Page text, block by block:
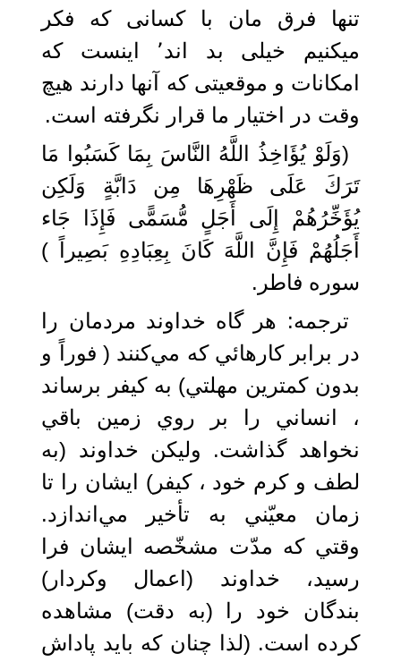
تنها فرق مان با کسانی که فکر
میکنیم خیلی بد اند٬ اینست که
امکانات و موقعیتی که آنها دارند هیچ
وقت در اختیار ما قرار نگرفته است.
(وَلَوْ يُؤَاخِذُ اللَّهُ النَّاسَ بِمَا كَسَبُوا مَا
تَرَكَ عَلَى ظَهْرِهَا مِن دَابَّةٍ وَلَكِن
يُؤَخِّرُهُمْ إِلَى أَجَلٍ مُّسَمًّى فَإِذَا جَاء
أَجَلُهُمْ فَإِنَّ اللَّهَ كَانَ بِعِبَادِهِ بَصِيراً )
سوره فاطر.
ترجمه: ‏هر گاه خداوند مردمان را
در برابر كارهائي كه مي‌كنند ( فوراً و
بدون كمترين مهلتي) به كيفر برساند
، انساني را بر روي زمين باقي
نخواهد گذاشت. وليكن خداوند (به
لطف و كرم خود ، كيفر) ايشان را تا
زمان معيّني به تأخير مي‌اندازد.
وقتي كه مدّت مشخّصه ايشان فرا
رسيد، خداوند (اعمال وکردار)
بندگان خود را (به دقت) مشاهده
کرده است. (لذا چنان كه بايد پاداش